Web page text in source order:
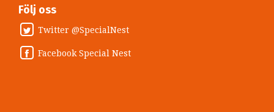
Följ oss
Twitter @SpecialNest
Facebook Special Nest